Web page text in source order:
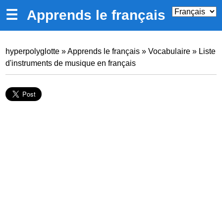
☰ Apprends le français
hyperpolyglotte »Apprends le français »Vocabulaire » Liste
d'instruments de musique en français